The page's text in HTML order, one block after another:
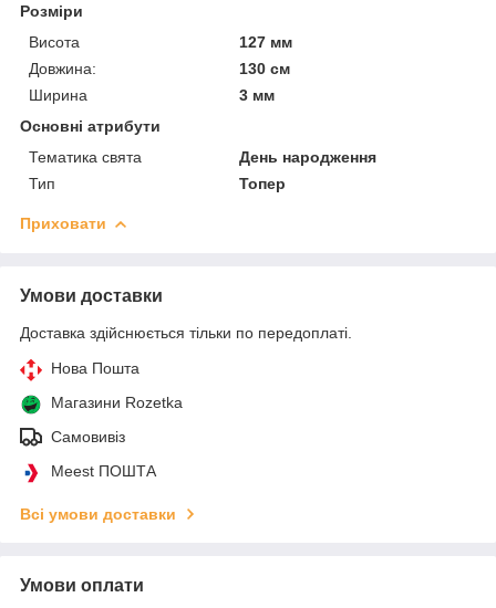
Розміри
Висота
127 мм
Довжина:
130 см
Ширина
3 мм
Основні атрибути
Тематика свята
День народження
Тип
Топер
Приховати
Умови доставки
Доставка здійснюється тільки по передоплаті.
Нова Пошта
Магазини Rozetka
Самовивіз
Meest ПОШТА
Всі умови доставки
Умови оплати